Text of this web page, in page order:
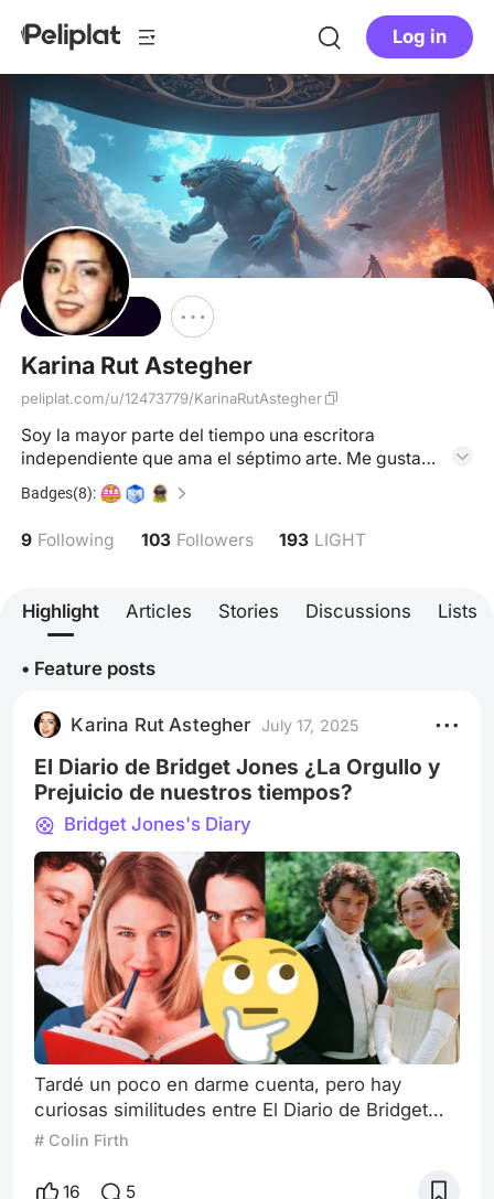
Log in
Follow
Karina Rut Astegher
peliplat.com/u/12473779/KarinaRutAstegher
Soy la mayor parte del tiempo una escritora
independiente que ama el séptimo arte. Me gusta
analizar el cine como una usuaria más. Es un medio
que logra exponer universos, escenarios y que,
considero una especialista. Por el contrario, soy una
esta aventura.
Badges(8):
9 Following 103 Followers 193 LIGHT
Highlight Articles Stories Discussions Lists
• Feature posts
Karina Rut Astegher July 17, 2025
El Diario de Bridget Jones ¿La Orgullo y
Prejuicio de nuestros tiempos?
Bridget Jones's Diary
Tardé un poco en darme cuenta, pero hay
curiosas similitudes entre El Diario de Bridget
Jones de 2001 y Orgullo y Prejuicio (ya sea su
No es algo que salte a la vista, porque la primera
# Colin Firth
16 5